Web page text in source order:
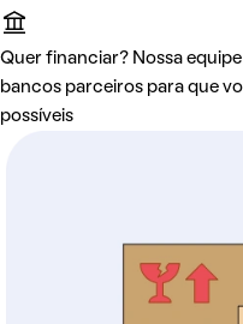
Quer financiar? Nossa
bancos parceiros para que
possíveis